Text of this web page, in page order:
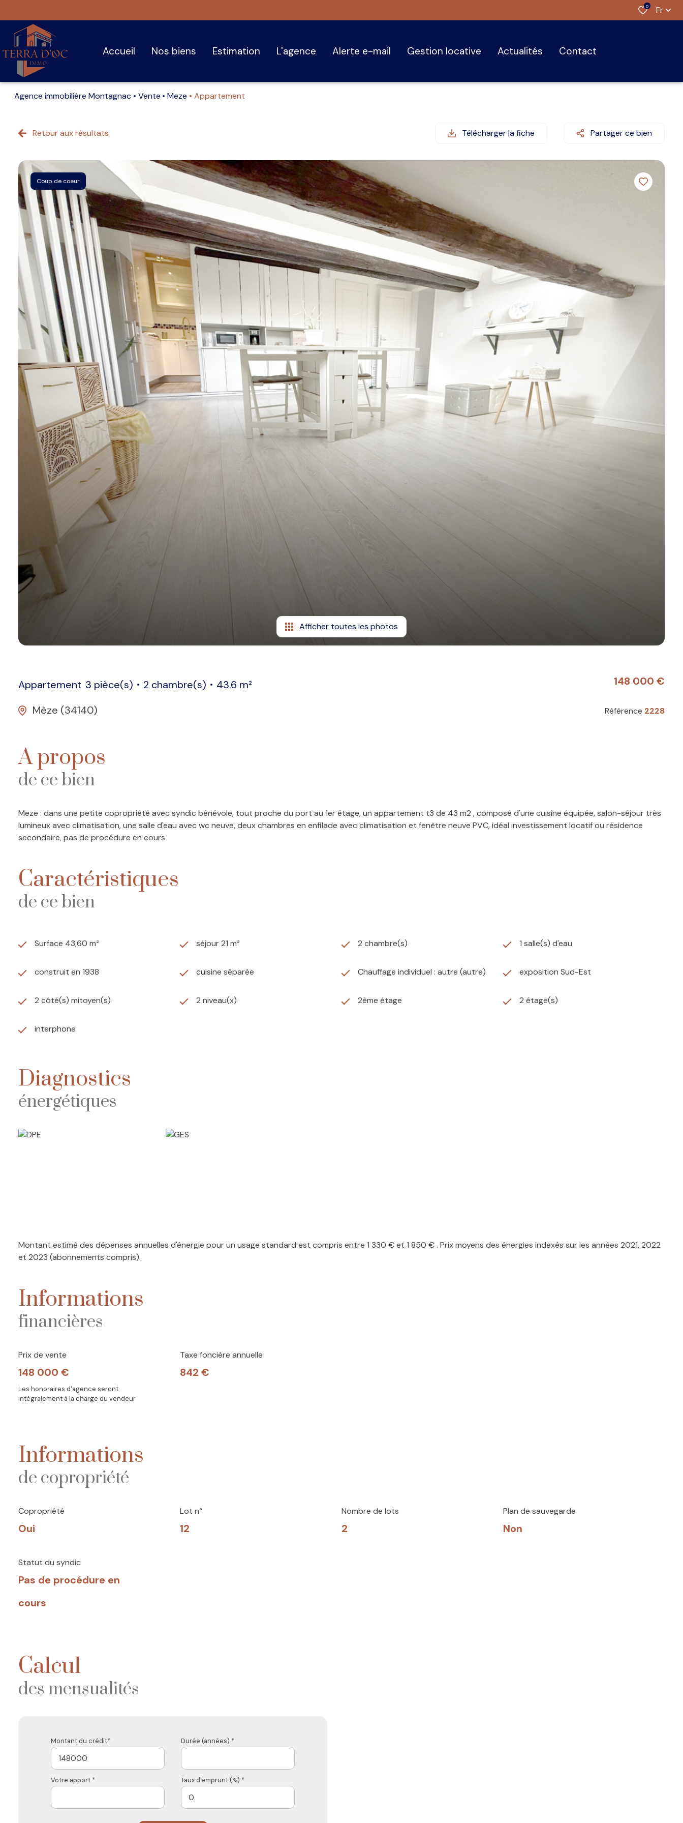
0 Fr
accueil nos biens estimation l'agence alerte e-mail gestion locative actualités contact
Agence immobilière Montagnac Vente Meze Appartement
Retour aux résultats Télécharger la fiche Partager ce bien
Coup de coeur
Afficher toutes les photos
Appartement 3 pièce(s) 2 chambre(s)
43.6 m²
Mèze (34140)
148 000 €
Référence 2228
A propos
de ce bien
Meze : dans une petite copropriété avec syndic bénévole, tout proche du port au 1er étage, un appartement t3 de 43 m2 , composé d'une cuisine équipée, salon-séjour très
lumineux avec climatisation, une salle d'eau avec wc neuve, deux chambres en enfilade avec climatisation et fenêtre neuve PVC, idéal investissement locatif ou résidence
secondaire, pas de procédure en cours
Caractéristiques
de ce bien
Surface 43,60 m² séjour 21 m² 2 chambre(s) 1 salle(s) d'eau
construit en 1938 cuisine séparée Chauffage individuel : autre (autre) exposition Sud-Est
2 côté(s) mitoyen(s) 2 niveau(x) 2ème étage 2 étage(s)
interphone
Diagnostics
énergétiques
Montant estimé des dépenses annuelles d'énergie pour un usage standard est compris entre 1 330 € et 1 850 € . Prix moyens des énergies indexés sur les années 2021, 2022
et 2023 (abonnements compris).
Informations
financières
Prix de vente
148 000 €
Les honoraires d'agence seront
intégralement à la charge du vendeur
Taxe foncière annuelle
842 €
Informations
de copropriété
Copropriété
Oui
Lot n°
12
Nombre de lots
2
Plan de sauvegarde
Non
Statut du syndic
Pas de procédure en
cours
Calcul
des mensualités
Montant du crédit* Durée (années) *
Votre apport * Taux d'emprunt (%) *